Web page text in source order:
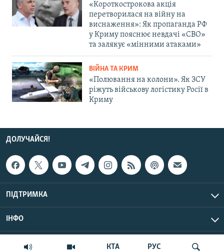
КТА РУС
«Короткострокова акція
перетворилася на війну на
виснаження»: Як пропаганда РФ
у Криму пояснює невдачі «СВО»
та залякує «мінними атаками»
ВІЙНА ТА КРИМ
«Полювання на колони». Як ЗСУ
ріжуть військову логістику Росії в
Криму
ДОЛУЧАЙСЯ!
ПІДТРИМКА
ІНФО
© Крим.Реалії, 2026 | Усі права застережено.